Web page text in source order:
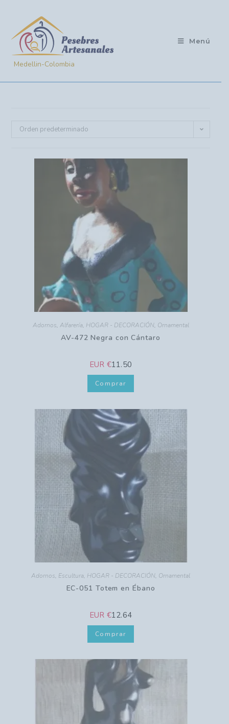
Menú
Orden predeterminado
Adornos, Alfarería, HOGAR - DECORACIÓN, Ornamental
AV-472 Negra con Cántaro
EUR €11.50
Comprar
Adornos, Escultura, HOGAR - DECORACIÓN, Ornamental
EC-051 Totem en Ébano
EUR €12.64
Comprar